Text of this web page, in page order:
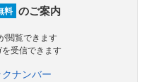
料 のご案内
閲覧できます
を受信できます
ナンバー